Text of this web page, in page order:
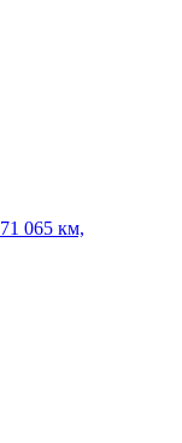
065 км,